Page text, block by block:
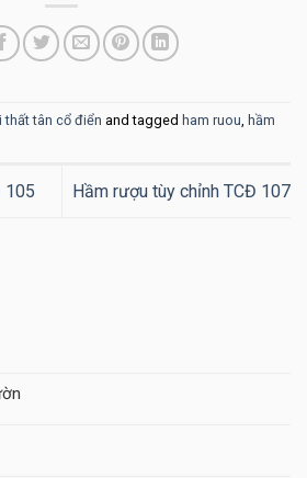
thất tân cổ điển and tagged ham ruou, hầm
105 Hầm rượu tùy chỉnh TCĐ 107